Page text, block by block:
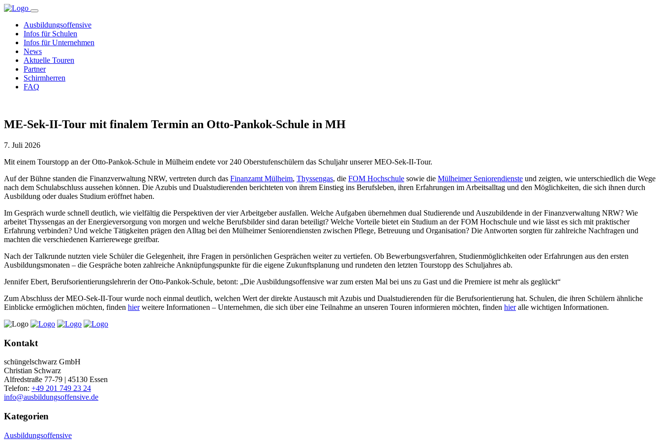
Ausbildungsoffensive
Infos für Schulen
Infos für Unternehmen
News
Aktuelle Touren
Partner
Schirmherren
FAQ
ME-Sek-II-Tour mit finalem Termin an Otto-Pankok-Schule in MH
7. Juli 2026
Mit einem Tourstopp an der Otto-Pankok-Schule in Mülheim endete vor 240 Oberstufenschülern das Schuljahr unserer MEO-Sek-II-Tour.
Auf der Bühne standen die Finanzverwaltung NRW, vertreten durch das Finanzamt Mülheim, Thyssengas, die FOM Hochschule sowie die Mülheimer Seniorendienste und zeigten, wie unterschiedlich die Wege
nach dem Schulabschluss aussehen können. Die Azubis und Dualstudierenden berichteten von ihrem Einstieg ins Berufsleben, ihren Erfahrungen im Arbeitsalltag und den Möglichkeiten, die sich ihnen durch
Ausbildung oder duales Studium eröffnet haben.
Im Gespräch wurde schnell deutlich, wie vielfältig die Perspektiven der vier Arbeitgeber ausfallen. Welche Aufgaben übernehmen dual Studierende und Auszubildende in der Finanzverwaltung NRW? Wie
arbeitet Thyssengas an der Energieversorgung von morgen und welche Berufsbilder sind daran beteiligt? Welche Vorteile bietet ein Studium an der FOM Hochschule und wie lässt es sich mit praktischer
Erfahrung verbinden? Und welche Tätigkeiten prägen den Alltag bei den Mülheimer Seniorendiensten zwischen Pflege, Betreuung und Organisation? Die Antworten sorgten für zahlreiche Nachfragen und
machten die verschiedenen Karrierewege greifbar.
Nach der Talkrunde nutzten viele Schüler die Gelegenheit, ihre Fragen in persönlichen Gesprächen weiter zu vertiefen. Ob Bewerbungsverfahren, Studienmöglichkeiten oder Erfahrungen aus den ersten
Ausbildungsmonaten – die Gespräche boten zahlreiche Anknüpfungspunkte für die eigene Zukunftsplanung und rundeten den letzten Tourstopp des Schuljahres ab.
Jennifer Ebert, Berufsorientierungslehrerin der Otto-Pankok-Schule, betont: „Die Ausbildungsoffensive war zum ersten Mal bei uns zu Gast und die Premiere ist mehr als geglückt“
Zum Abschluss der MEO-Sek-II-Tour wurde noch einmal deutlich, welchen Wert der direkte Austausch mit Azubis und Dualstudierenden für die Berufsorientierung hat. Schulen, die ihren Schülern ähnliche
Einblicke ermöglichen möchten, finden hierweitere Informationen – Unternehmen, die sich über eine Teilnahme an unseren Touren informieren möchten, finden hieralle wichtigen Informationen.
Kontakt
schüngelschwarz GmbH
Christian Schwarz
Alfredstraße 77-79 | 45130 Essen
Telefon: +49 201 749 23 24
info@ausbildungsoffensive.de
Kategorien
Ausbildungsoffensive